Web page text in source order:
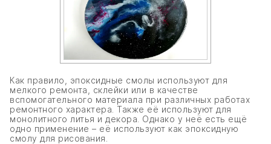
Как правило, эпоксидные смолы используют для
мелкого ремонта, склейки или в качестве
вспомогательного материала при различных работах
ремонтного характера. Также её используют для
монолитного литья и декора. Однако у неё есть ещё
одно применение – её используют как эпоксидную
смолу для рисования.